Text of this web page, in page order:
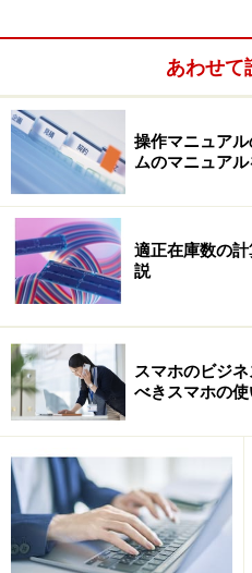
昼夜を問わず用件を伝える
ネスの場面でも大変重要
す。
しかし、ちょっとした一言
うに、気軽に出したメール
生じてしまう危険性は多いに
むしろ、相手の反応を見な
きない分、その危険性は高
命築いてきた信頼を、たっ
う、なんてことも？！
あわせて
操作マニュア
ムのマニュアル
適正在庫数の
説
スマホのビジ
べきスマホの